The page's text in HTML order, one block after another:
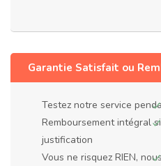
Garantie Satisfait ou
Testez notre service
Remboursement intégral
justification
Vous ne risquez RIEN,